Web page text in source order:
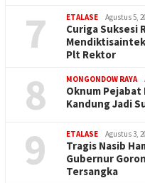
7 ETALASE Agustus 5,
Curiga Suksesi
Plt Rektor
8 MONGONDOW RAYA
Oknum
Kandung Jadi
9 ETALASE Agustus 3,
Tragis Nasib
Gubernur
Tersangka